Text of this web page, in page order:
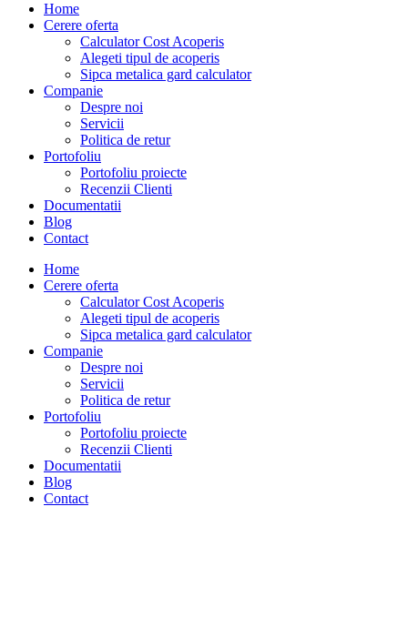
Home
Cerere oferta
Calculator Cost Acoperis
Alegeti tipul de acoperis
Sipca metalica gard calculator
Companie
Despre noi
Servicii
Politica de retur
Portofoliu
Portofoliu proiecte
Recenzii Clienti
Documentatii
Blog
Contact
Home
Cerere oferta
Calculator Cost Acoperis
Alegeti tipul de acoperis
Sipca metalica gard calculator
Companie
Despre noi
Servicii
Politica de retur
Portofoliu
Portofoliu proiecte
Recenzii Clienti
Documentatii
Blog
Contact